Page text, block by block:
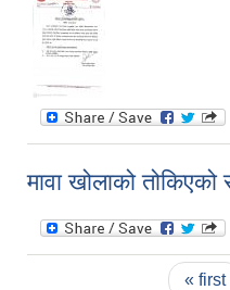
मावा खोलाको
« first